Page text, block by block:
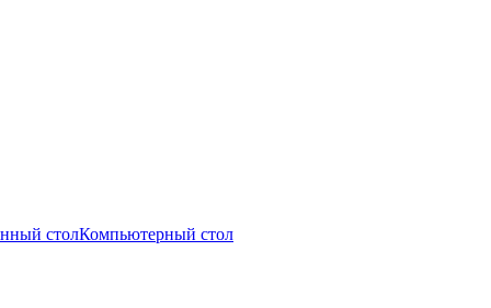
столКомпьютерный стол